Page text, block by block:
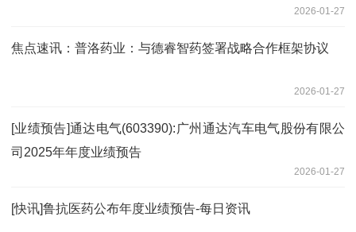
2026-01-27
焦点速讯：普洛药业：与德睿智药签署战略合作框架协议
2026-01-27
[业绩预告]通达电气(603390):广州通达汽车电气股份有限公
司2025年年度业绩预告
2026-01-27
[快讯]鲁抗医药公布年度业绩预告-每日资讯